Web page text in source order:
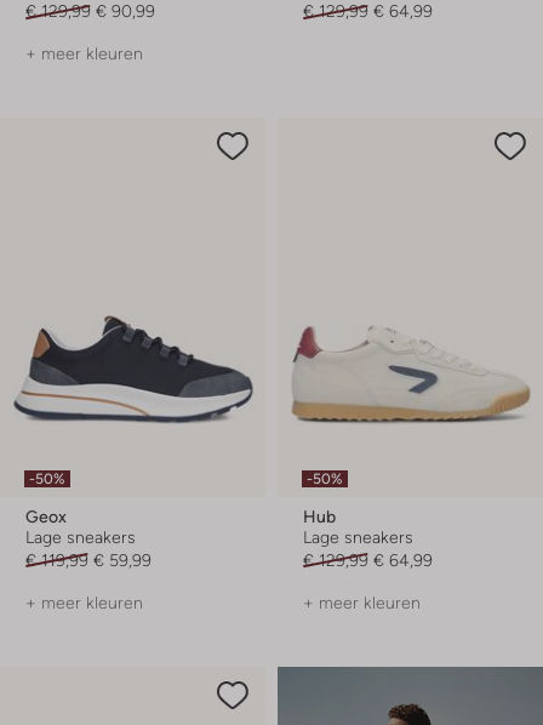
€ 129,99 € 90,99
+ meer kleuren
€ 129,99 € 64,99
-50%
Geox
Lage sneakers
€ 119,99 € 59,99
+ meer kleuren
-50%
Hub
Lage sneakers
€ 129,99 € 64,99
+ meer kleuren